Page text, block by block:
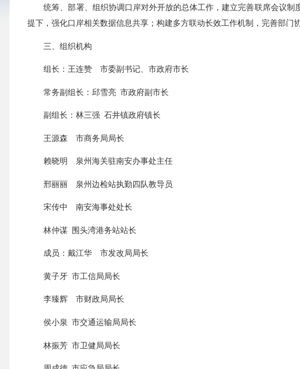
统筹、部署、组织协调口岸对外开放的总体工作，建立完善联席会议制
提下，强化口岸相关数据信息共享；构建多方联动长效工作机制，完善部门
三、组织机构
组长：王连赞 市委副书记、市政府市长
常务副组长：邱雪亮 市政府副市长
副组长：林三强 石井镇政府镇长
王源森 市商务局局长
赖晓明 泉州海关驻南安办事处主任
邢丽丽 泉州边检站执勤四队教导员
宋传中 南安海事处处长
林仲谋 围头湾港务站站长
成员：戴江华 市发改局局长
黄子牙 市工信局局长
李臻辉 市财政局局长
侯小泉 市交通运输局局长
林振芳 市卫健局局长